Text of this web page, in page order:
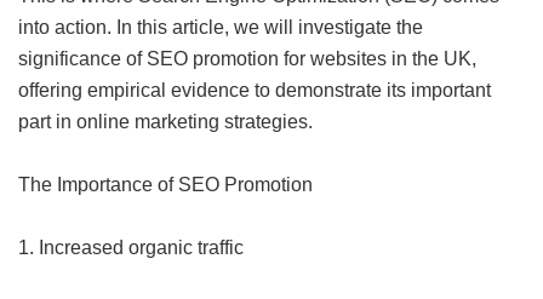
into action. In this article, we will investigate the
significance of SEO promotion for websites in the UK,
offering empirical evidence to demonstrate its important
part in online marketing strategies.
The Importance of SEO Promotion
1. Increased organic traffic